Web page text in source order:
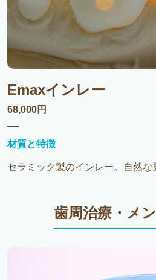
Emaxインレー
68,000円
材質と特徴
セラミック製のインレー。自然な
歯周治療・メ